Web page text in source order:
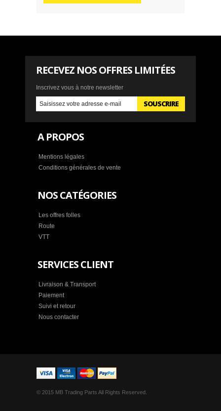
RECEVEZ NOS OFFRES LIMITÉES
Inscrivez vous à notre newsletter
SOUSCRIRE
A PROPOS
Mentions légales
Conditions générales de vente
NOS CATÉGORIES
Les offres folles
Route
VTT
SERVICES CLIENT
Livraison & Transport
Paiement
Suivi et retour
Nous contacter
© 2015 MB Trading Parts All Rights Reserved.